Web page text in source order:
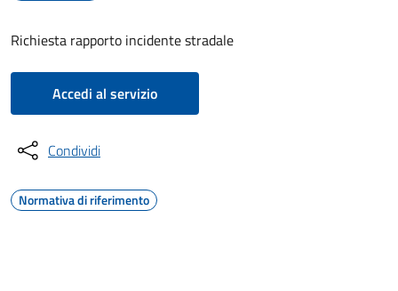
Richiesta rapporto incidente stradale
Accedi al servizio
Condividi
Normativa di riferimento